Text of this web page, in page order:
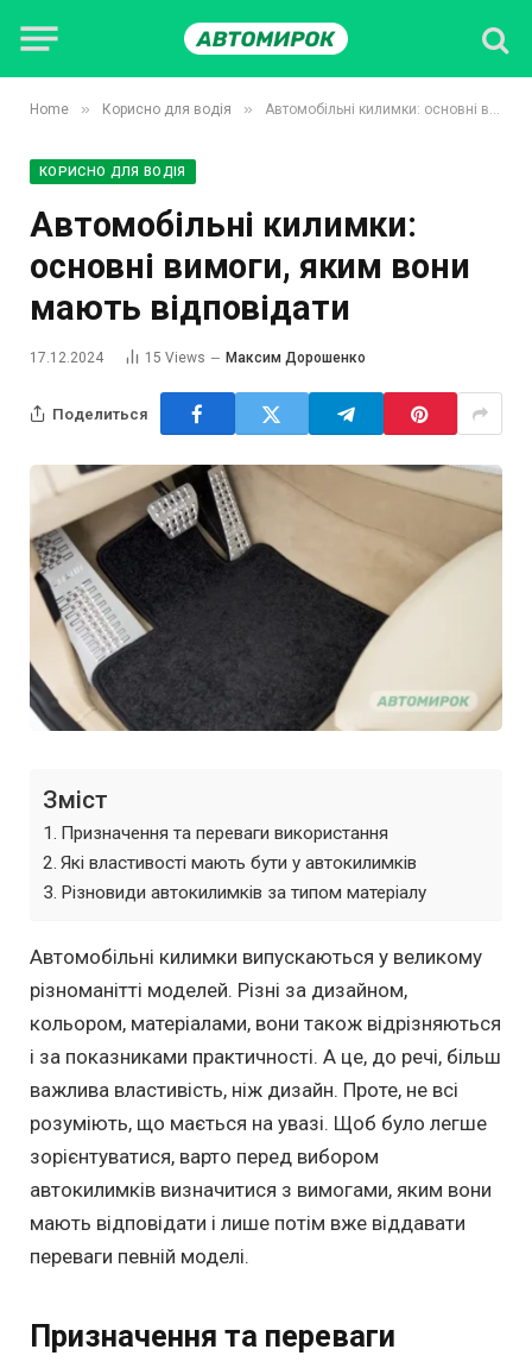
Home » Корисно для водія » Автомобільні килимки: основні вимоги, яким вони мають відповідати
КОРИСНО ДЛЯ ВОДІЯ
Автомобільні килимки:
основні вимоги, яким вони
мають відповідати
17.12.2024 15 Views Максим Дорошенко
Поделиться
Зміст
Призначення та переваги використання
Які властивості мають бути у автокилимків
Різновиди автокилимків за типом матеріалу
Автомобільні килимки випускаються у великому
різноманітті моделей. Різні за дизайном,
кольором, матеріалами, вони також відрізняються
і за показниками практичності. А це, до речі, більш
важлива властивість, ніж дизайн. Проте, не всі
розуміють, що мається на увазі. Щоб було легше
зорієнтуватися, варто перед вибором
автокилимків визначитися з вимогами, яким вони
мають відповідати і лише потім вже віддавати
переваги певній моделі.
Призначення та переваги